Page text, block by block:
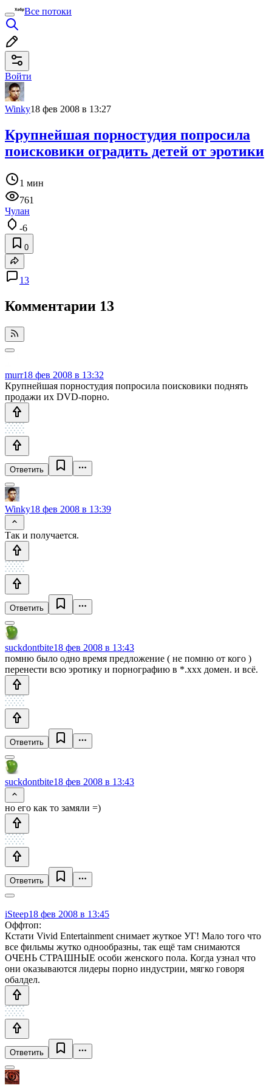
Все потоки
Войти
Winky18 фев 2008 в 13:27
Крупнейшая порностудия попросила
поисковики оградить детей от эротики
1 мин
761
Чулан
-6
0
13
Комментарии 13
murr18 фев 2008 в 13:32
Крупнейшая порностудия попросила поисковики поднять
продажи их DVD-порно.
Ответить
Winky18 фев 2008 в 13:39
Так и получается.
Ответить
suckdontbite18 фев 2008 в 13:43
помню было одно время предложение ( не помню от кого )
перенести всю эротику и порнографию в *.xxx домен. и всё.
Ответить
suckdontbite18 фев 2008 в 13:43
но его как то замяли =)
Ответить
iSteep18 фев 2008 в 13:45
Оффтоп:
Кстати Vivid Entertainment снимает жуткое УГ! Мало того что
все фильмы жутко однообразны, так ещё там снимаются
ОЧЕНЬ СТРАШНЫЕ особи женского пола. Когда узнал что
они оказываются лидеры порно индустрии, мягко говоря
обалдел.
Ответить